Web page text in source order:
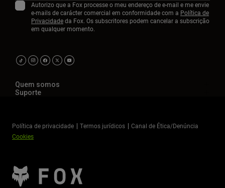
Autorizo que a Fox processe o meu endereço de e-mail e me envie
e-mails de carácter comercial em conformidade com a Política de
Privacidadeda Fox. Os subscritores podem cancelar a subscrição
em qualquer momento.
Quem somos
Suporte
Política de privacidade Termos jurídicos
Canal de Ética/Denúncia
Cookies